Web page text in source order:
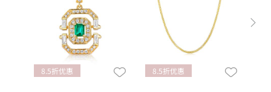
8.5折优惠 8.5折优惠